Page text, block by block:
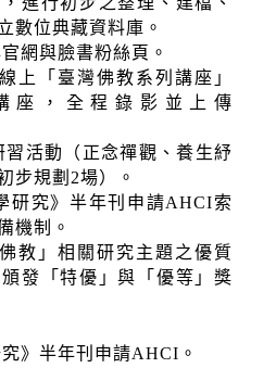
數位典藏資料庫。
網與臉書粉絲頁。
上「臺灣佛教系列講座」
座，全程錄影並上傳
習活動（正念禪觀、養生紓
步規劃 2場）。
研究》半年刊申請AHCI索
機制。
教」相關研究主題之優質
發「特優」與「優等」獎
究》半年刊申請AHCI 。